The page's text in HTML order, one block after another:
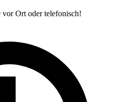
Ort oder telefonisch!